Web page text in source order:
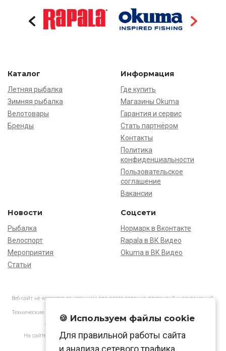
Каталог
Летняя рыбалка
Зимняя рыбалка
Велотовары
Бренды
Информация
Где купить
Магазины Okuma
Гарантия и сервис
Стать партнёром
Контакты
Политика
конфиденциальности
Пользовательское
соглашение
Вакансии
Новости
Рыбалка
Велоспорт
Мероприятия
Статьи
Соцсети
Нормарк в Вконтакте
Rapala в ВК Видео
Okuma в ВК Видео
Веб-сайт не является основанием для предъявления претензий и рекламаций,
Технические характеристики товаров могут отличаться от указанных на сайте.
АО «Нормарк» ИНН 7728172512 ОГРН 1037739603505
На сайте применяютсярекомендательные технологиив соответствии
🍪 Используем файлы cookie
Для правильной работы сайта
и анализа сетевого трафика.